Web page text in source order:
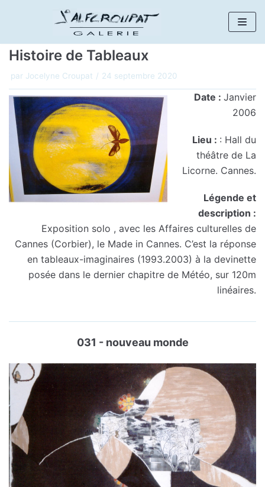
au
contenu
Histoire de Tableaux
par Jocelyne Croupat 24 septembre 2020
Date : Janvier
2006
Lieu : : Hall du
théâtre de La
Licorne. Cannes.
Légende et
description :
Exposition solo , avec les Affaires culturelles de
Cannes (Corbier), le Made in Cannes. C’est la réponse
en tableaux-imaginaires (1993.2003) à la devinette
posée dans le dernier chapitre de Météo, sur 120m
linéaires.
031 - nouveau monde